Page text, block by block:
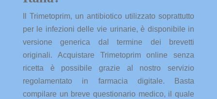
Il Trimetoprim, un antibiotico utilizzato soprattutto
per le infezioni delle vie urinarie, è disponibile in
versione generica dal termine dei brevetti
originali. Acquistare Trimetoprim online senza
ricetta è possibile grazie al nostro servizio
regolamentato in farmacia digitale. Basta
compilare un breve questionario medico, il quale